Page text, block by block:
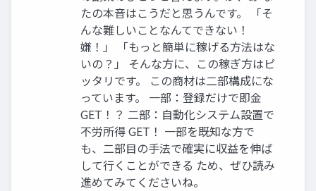
たの本音はこうだと思うんです。 「そ
んな難しいことなんてできない！
嫌！」 「もっと簡単に稼げる方法はな
いの？」 そんな方に、この稼ぎ方はピ
ッタリです。 この商材は二部構成にな
っています。 一部：登録だけで即金
GET！？ 二部：自動化システム設置で
不労所得 GET！ 一部を既知な方で
も、二部目の手法で確実に収益を伸ば
して行くことができる ため、ぜひ読み
進めてみてくださいね。